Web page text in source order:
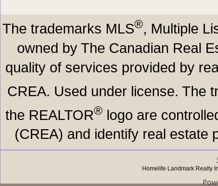
The trademarks MLS®, Multiple
owned by The Canadian Real
quality of services provided by
CREA. Used under license. The
the REALTOR®logo are
(CREA) and identify real estate
Homelife Landmark Realty